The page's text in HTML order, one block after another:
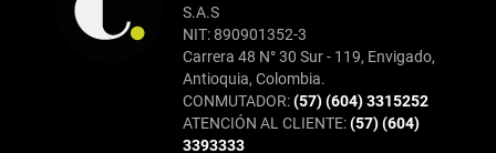
S.A.S
NIT: 890901352-3
Carrera 48 N° 30 Sur - 119, Envigado,
Antioquia, Colombia.
CONMUTADOR:(57) (604) 3315252
ATENCIÓN AL CLIENTE:(57) (604)
3393333